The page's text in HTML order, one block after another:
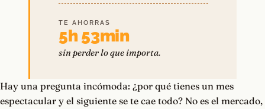
TE AHORRAS
5h 53min
sin perder lo que importa.
Hay una pregunta incómoda: ¿por qué tienes un mes
espectacular y el siguiente se te cae todo? No es el mercado,